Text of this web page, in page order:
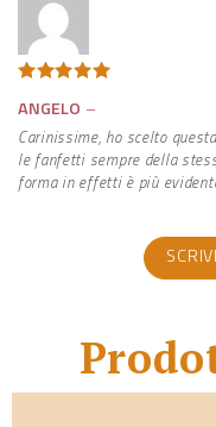
su 5
ANGELO –
Carinissime, ho scelto
le fanfetti sempre della
forma in effetti è più